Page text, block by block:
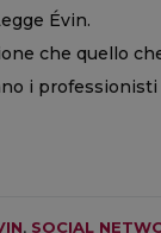
Évin.
che quello
i professionisti
, SOCIAL